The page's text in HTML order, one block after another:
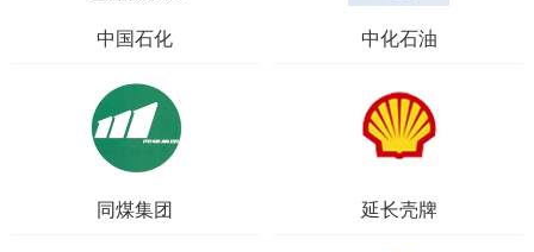
中国石化 中化石油
同煤集团 延长壳牌